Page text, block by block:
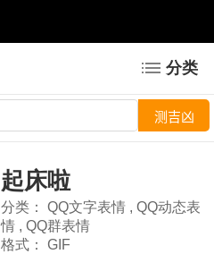
分类
起床啦
分类： QQ文字表情 , QQ动态表
情 , QQ群表情
格式：
GIF